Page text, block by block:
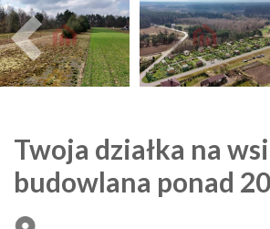
Previous
Twoja działka na wsi
budowlana ponad